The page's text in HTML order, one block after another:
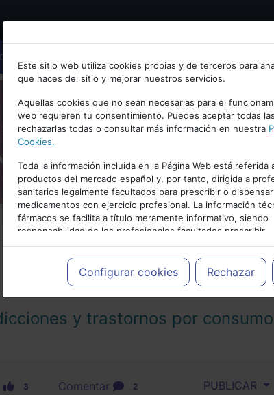
Bienvenid@ a psiquiatria.com
Escribe tu Email
Accede o regístrate con tu email.
Este sitio web utiliza cookies propias y de terceros para
que haces del sitio y mejorar nuestros servicios.
Aquellas cookies que no sean necesarias para el
web requieren tu consentimiento. Puedes aceptar todas
rechazarlas todas o consultar más información en nuestra
Cookies.
Toda la información incluida en la Página Web está referida
productos del mercado español y, por tanto, dirigida a
sanitarios legalmente facultados para prescribir o dispensar
medicamentos con ejercicio profesional. La información
fármacos se facilita a título meramente informativo, siendo
responsabilidad de los profesionales facultados prescribir
medicamentos y decidir, en cada caso concreto, el
adecuado a las necesidades del paciente.
Configurar cookies Rechazar
PUBLICIDAD
y trastornos por consumo
3 Comentar 2 PUBLICAR